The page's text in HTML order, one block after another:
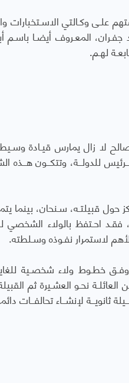
علـى وكـالتي
المعـروف أيضـا
لهـم.
لا زال يمارس قيـادة
للدولــة، وتتكــون هــذه
حول قبيلتـه، سـنحان، بينما
فقـد احـتفظ بالولاء الشخصي
لاستمرار نفـوذه وسـلطته.
خطـوط ولاء شخصـية
العائلـة نحـو العشـيرة ثم
ثانويــة لإنشــاء تحالفــات